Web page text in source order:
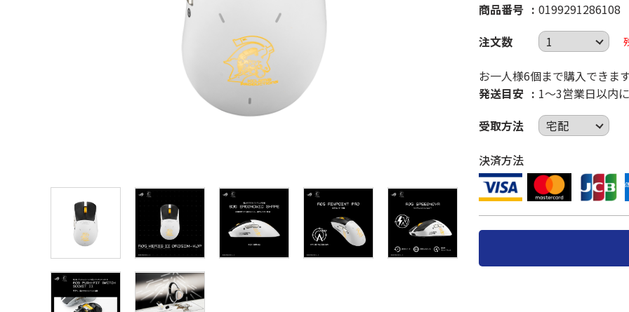
商品番号
0199291286108
注文数
お一人様6個まで購入できま
発送目安
1～3営業日以内
受取方法
決済方法